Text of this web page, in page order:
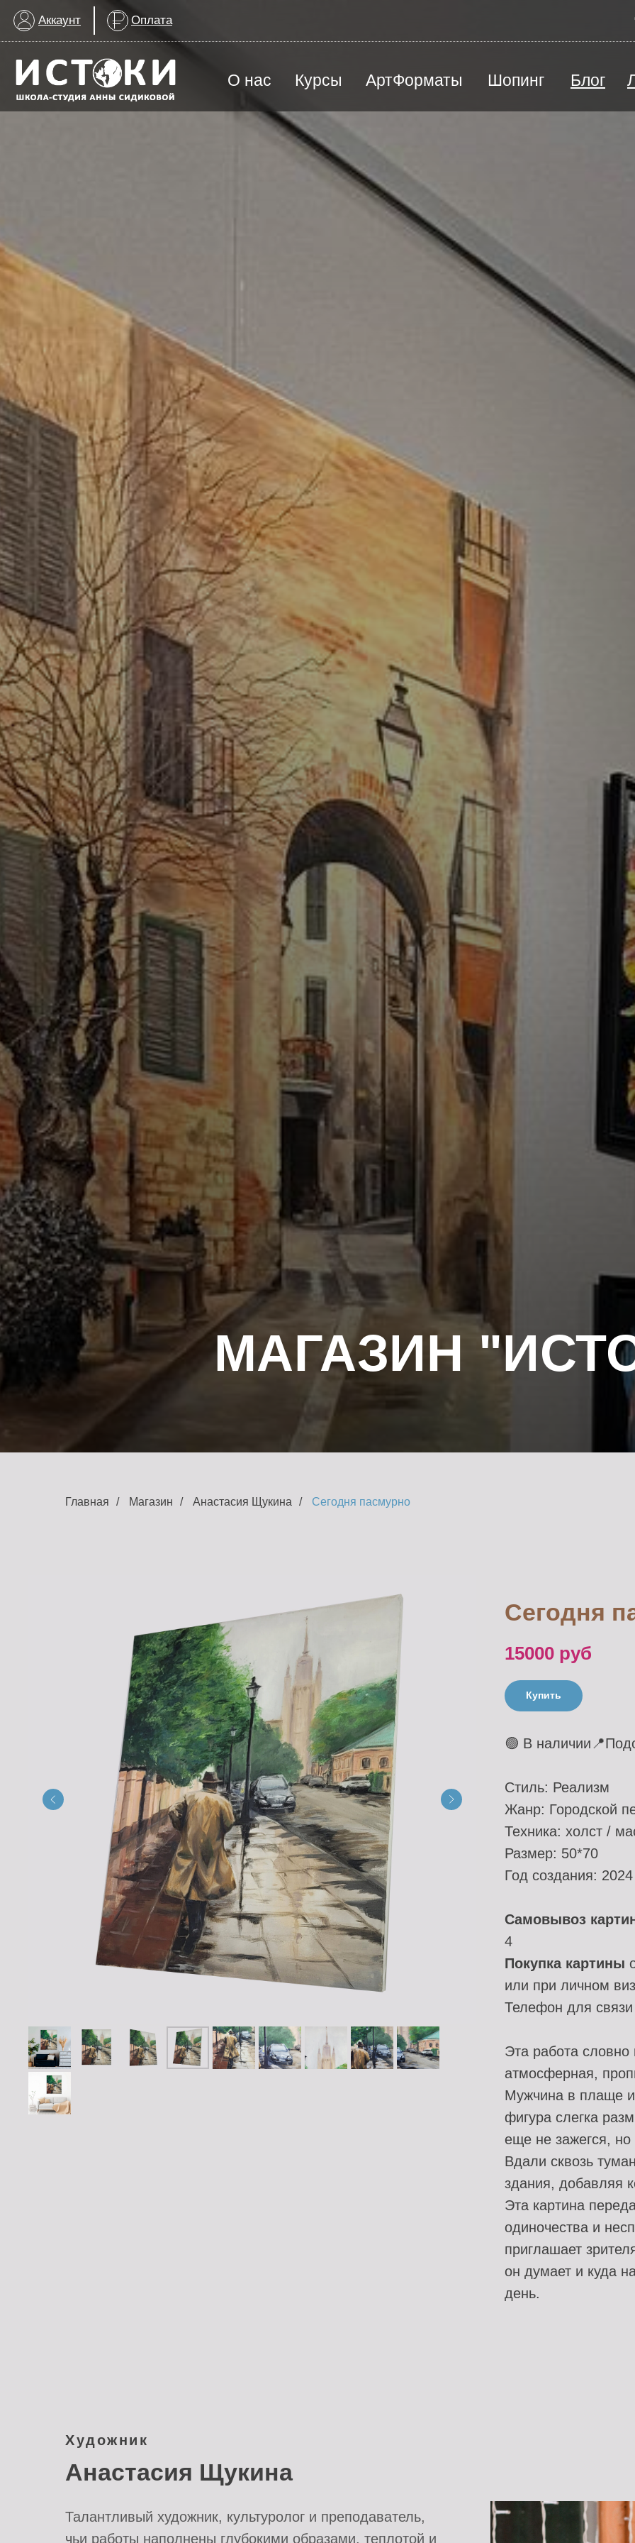
Аккаунт Оплата
О нас Курсы АртФорматы Шопинг Блог
Цены и оплата
Награды школы
Лаборатория искусства
Лоскутный дизайн
Песочная терапия
Радиоэлектроника / моделирование
Станковая скульптура
Творческая мастерская "Лепим+"
Художественная каллиграфия
Группа для взрослых
Радиоэлектроника
Художественная школа
Черчение, подготовка к вузу
Онлайн-уроки
Арт-лагерь
Аренда студии под лекции
Арт-вечеринки
КАРТИНА ПОД ЗАКАЗ
МАГАЗИН
Главная / Магазин / Анастасия Щукина / Сегодня пасмурно
Сегодня
15000 руб
Купить
🟢 В
Стиль: Реализм
Жанр: Городской
Техника: холст /
Размер: 50*70
Год создания: 2024
Самовывоз
4
Покупка картины
или при личном
Телефон для
Эта работа
атмосферная,
Мужчина в плаще и
фигура слегка
еще не зажегся,
Вдали сквозь
здания, добавляя
Эта картина
одиночества и
приглашает
он думает и куда
день.
Художник
Анастасия Щукина
Талантливый художник, культуролог и преподаватель,
чьи работы наполнены глубокими образами, теплотой и